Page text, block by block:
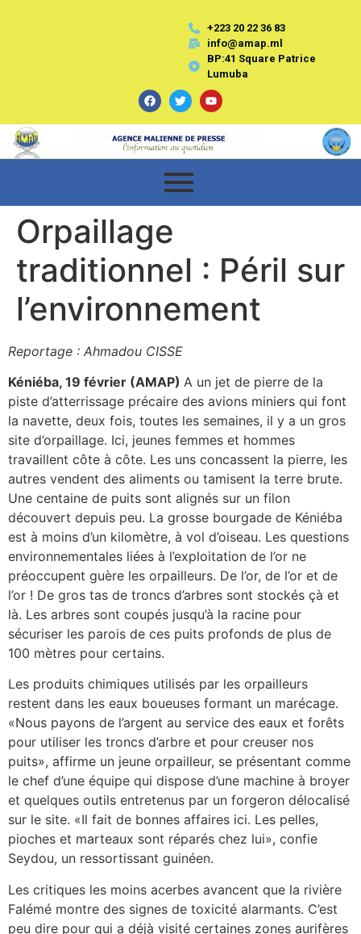
+223 20 22 36 83
info@amap.ml
BP:41 Square Patrice
Lumuba
Orpaillage
traditionnel : Péril sur
l’environnement
Reportage : Ahmadou CISSE
Kéniéba, 19 février (AMAP) A un jet de pierre de la
piste d’atterrissage précaire des avions miniers qui font
la navette, deux fois, toutes les semaines, il y a un gros
site d’orpaillage. Ici, jeunes femmes et hommes
travaillent côte à côte. Les uns concassent la pierre, les
autres vendent des aliments ou tamisent la terre brute.
Une centaine de puits sont alignés sur un filon
découvert depuis peu. La grosse bourgade de Kéniéba
est à moins d’un kilomètre, à vol d’oiseau. Les questions
environnementales liées à l’exploitation de l’or ne
préoccupent guère les orpailleurs. De l’or, de l’or et de
l’or ! De gros tas de troncs d’arbres sont stockés çà et
là. Les arbres sont coupés jusqu’à la racine pour
sécuriser les parois de ces puits profonds de plus de
100 mètres pour certains.
Les produits chimiques utilisés par les orpailleurs
restent dans les eaux boueuses formant un marécage.
«Nous payons de l’argent au service des eaux et forêts
pour utiliser les troncs d’arbre et pour creuser nos
puits», affirme un jeune orpailleur, se présentant comme
le chef d’une équipe qui dispose d’une machine à broyer
et quelques outils entretenus par un forgeron délocalisé
sur le site. «Il fait de bonnes affaires ici. Les pelles,
pioches et marteaux sont réparés chez lui», confie
Seydou, un ressortissant guinéen.
Les critiques les moins acerbes avancent que la rivière
Falémé montre des signes de toxicité alarmants. C’est
peu dire pour qui a déjà visité certaines zones aurifères